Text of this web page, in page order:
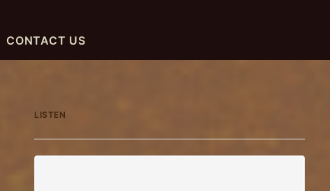
CONTACT US
LISTEN